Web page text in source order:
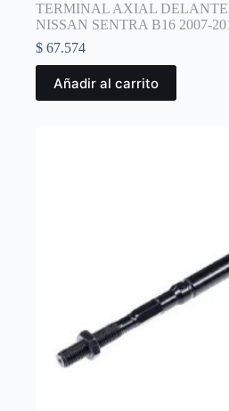
TERMINAL AXIAL
NISSAN SENTRA B16 2007-
$ 67.574
Añadir al carrito